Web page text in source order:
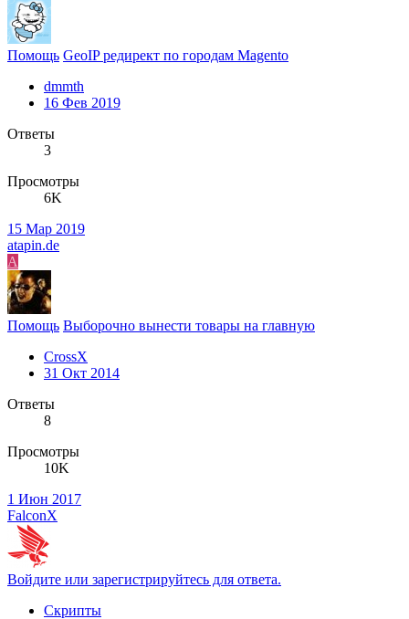
Помощь GeoIP редирект по городам Magento
dmmth
16 Фев 2019
Ответы
3
Просмотры
6K
15 Мар 2019
atapin.de
A
Помощь Выборочно вынести товары на главную
CrossX
31 Окт 2014
Ответы
8
Просмотры
10K
1 Июн 2017
FalconX
Войдите или зарегистрируйтесь для ответа.
Скрипты